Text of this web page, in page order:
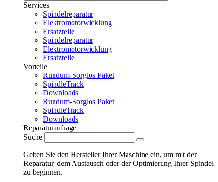
Services
Spindelreparatur
Elektromotorwicklung
Ersatzteile
Spindelreparatur
Elektromotorwicklung
Ersatzteile
Vorteile
Rundum-Sorglos Paket
SpindleTrack
Downloads
Rundum-Sorglos Paket
SpindleTrack
Downloads
Reparaturanfrage
Suche
Geben Sie den Hersteller Ihrer Maschine ein, um mit der
Reparatur, dem Austausch oder der Optimierung Ihrer Spindel
zu beginnen.